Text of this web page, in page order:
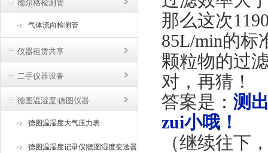
德尔格检测管
气体流向检测管
仪器租赁共享
二手仪器设备
德图温湿度|德图仪器
德图温湿度大气压力表
德图温湿度记录仪|德图湿度变送器
那么这次
85L/min的标
颗粒物的过
对，再猜！
答案是： 测
zui小哦！
（继续往下